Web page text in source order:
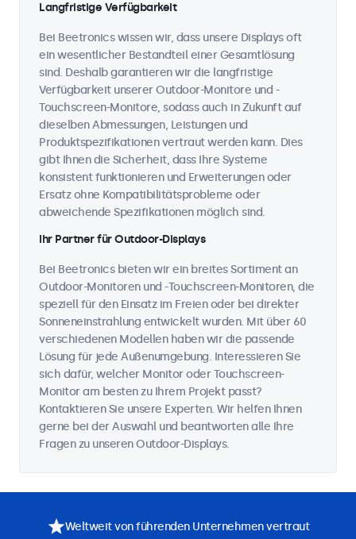
Langfristige Verfügbarkeit
Bei Beetronics wissen wir, dass unsere Displays oft
ein wesentlicher Bestandteil einer Gesamtlösung
sind. Deshalb garantieren wir die langfristige
Verfügbarkeit unserer Outdoor-Monitore und -
Touchscreen-Monitore, sodass auch in Zukunft auf
dieselben Abmessungen, Leistungen und
Produktspezifikationen vertraut werden kann. Dies
gibt Ihnen die Sicherheit, dass Ihre Systeme
konsistent funktionieren und Erweiterungen oder
Ersatz ohne Kompatibilitätsprobleme oder
abweichende Spezifikationen möglich sind.
Ihr Partner für Outdoor-Displays
Bei Beetronics bieten wir ein breites Sortiment an
Outdoor-Monitoren und -Touchscreen-Monitoren, die
speziell für den Einsatz im Freien oder bei direkter
Sonneneinstrahlung entwickelt wurden. Mit über 60
verschiedenen Modellen haben wir die passende
Lösung für jede Außenumgebung. Interessieren Sie
sich dafür, welcher Monitor oder Touchscreen-
Monitor am besten zu Ihrem Projekt passt?
Kontaktieren Sie unsere Experten. Wir helfen Ihnen
gerne bei der Auswahl und beantworten alle Ihre
Fragen zu unseren Outdoor-Displays.
Weltweit von führenden Unternehmen vertraut